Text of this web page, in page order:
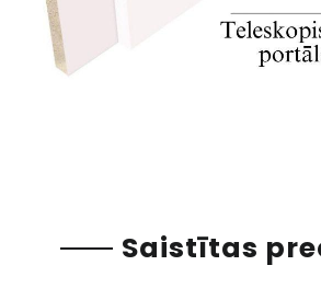
Saistītas